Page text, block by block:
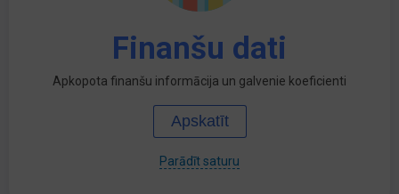
Finanšu dati
Apkopota finanšu informācija un galvenie koeficienti
Apskatīt
Parādīt saturu